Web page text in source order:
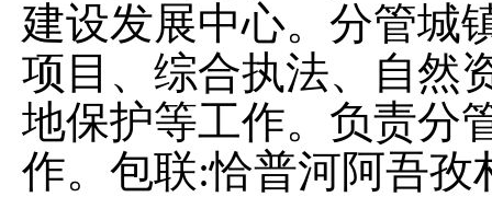
建设发展中心。 分管城
项目、 综合执法、
自然
地保护等工作。负责分
作。包联:恰普河阿吾孜